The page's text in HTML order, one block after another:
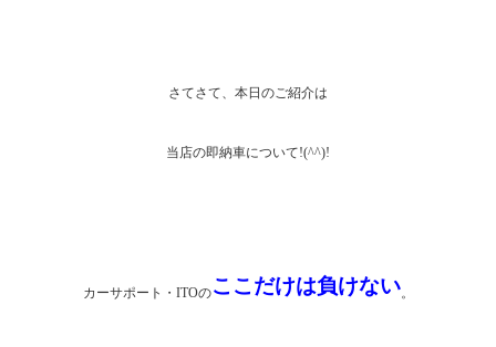
さてさて、本日のご紹介は
当店の即納車について!(^^)!
カーサポート・ITOのここだけは負けない。